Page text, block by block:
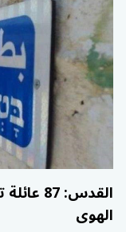
القدس:
الهوى